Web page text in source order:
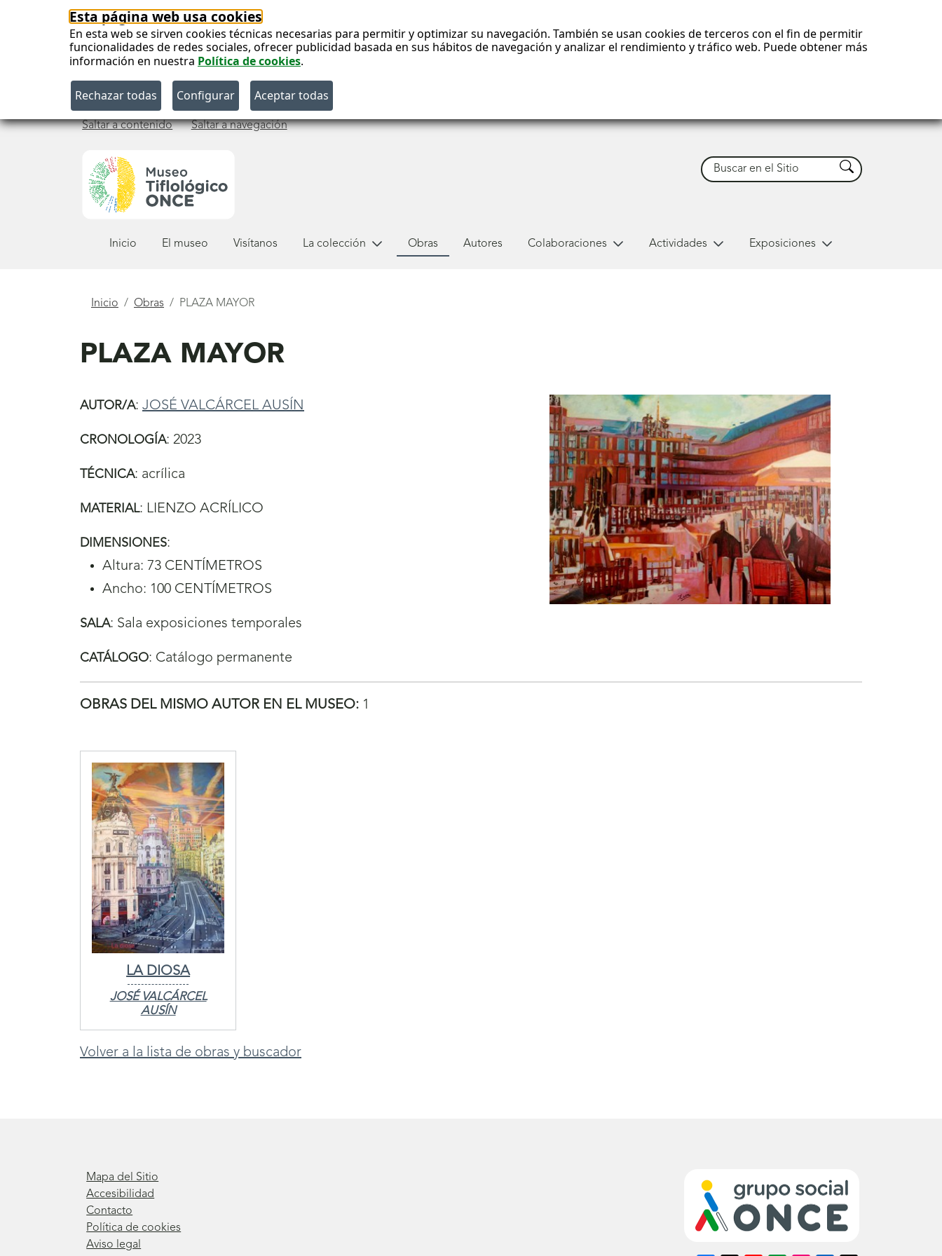
Esta página web usa cookies
En esta web se sirven cookies técnicas necesarias para permitir y optimizar su navegación. También se usan cookies de terceros con el fin de permitir
funcionalidades de redes sociales, ofrecer publicidad basada en sus hábitos de navegación y analizar el rendimiento y tráfico web. Puede obtener más
información en nuestra Política de cookies.
Saltar a contenido Saltar a navegación
Buscar Buscar
Inicio El museo Visítanos La colección Obras Autores Colaboraciones Actividades Exposiciones
Está
Inicio Obras PLAZA MAYOR
PLAZA MAYOR
AUTOR/A: JOSÉ VALCÁRCEL AUSÍN
CRONOLOGÍA: 2023
TÉCNICA: acrílica
MATERIAL: LIENZO ACRÍLICO
DIMENSIONES:
Altura: 73 CENTÍMETROS
Ancho: 100 CENTÍMETROS
SALA: Sala exposiciones temporales
CATÁLOGO: Catálogo permanente
OBRAS DEL MISMO AUTOR EN EL MUSEO: 1
LA DIOSA
JOSÉ VALCÁRCEL
AUSÍN
Volver a la lista de obras y buscador
Mapa del Sitio
Accesibilidad
Contacto
Política de cookies
Aviso legal